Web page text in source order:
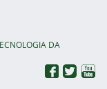
DA